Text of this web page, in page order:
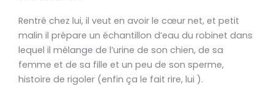
Rentré chez lui, il veut en avoir le cœur net, et petit
malin il prépare un échantillon d’eau du robinet dans
lequel il mélange de l’urine de son chien, de sa
femme et de sa fille et un peu de son sperme,
histoire de rigoler (enfin ça le fait rire, lui ).